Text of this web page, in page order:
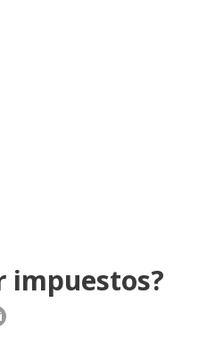
impuestos?